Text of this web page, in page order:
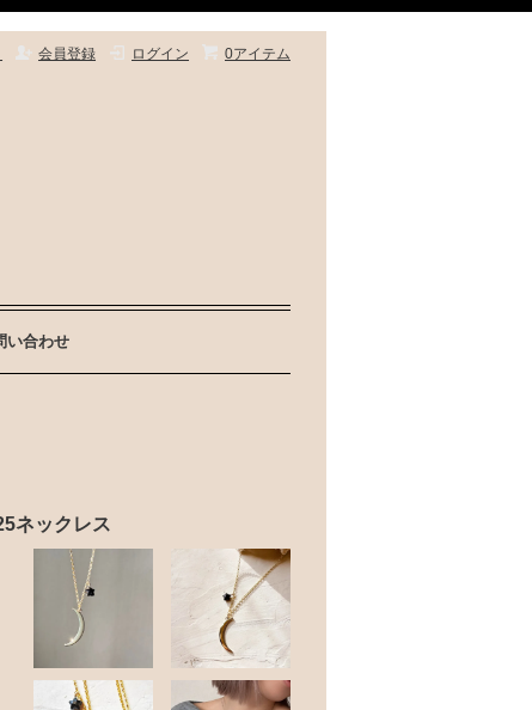
0アイテム
ログイン
会員登録
い合わせ
ネックレス